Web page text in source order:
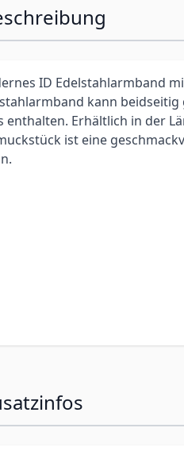
ID Edelstahlarmband
kann
enthalten. Erhältlich in der
ist eine